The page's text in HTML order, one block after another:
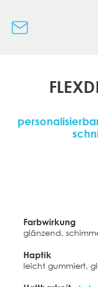
Farbwirkung
glänzend,
Haptik
leicht gummiert,